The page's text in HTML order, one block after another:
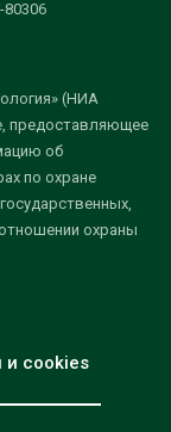
(НИА
предоставляющее
об
по охране
охраны
и cookies